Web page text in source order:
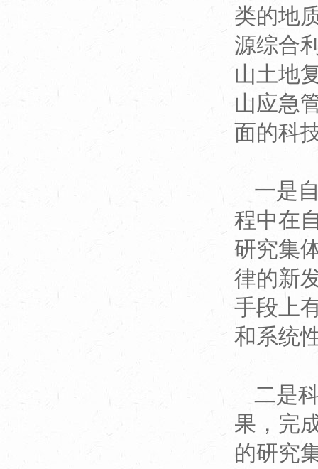
类的地
源综合
山土地
山应急
面的科
一是
程中在
研究集
律的新
手段上
和系统
二是
果，完
的研究